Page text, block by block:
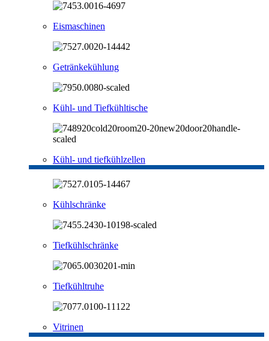
Eismaschinen
Getränkekühlung
Kühl- und Tiefkühltische
Kühl- und tiefkühlzellen
Kühlschränke
Tiefkühlschränke
Tiefkühltruhe
Vitrinen